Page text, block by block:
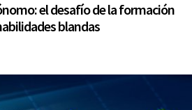
el desafío de la formación
blandas